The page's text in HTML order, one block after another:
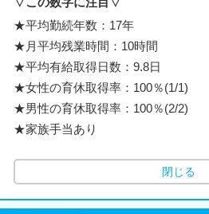
★平均勤続年数：17年
★月平均残業時間：10時間
★平均有給取得日数：9.8日
★女性の育休取得率：100％(1/1)
★男性の育休取得率：100％(2/2)
★家族手当あり
閉じる